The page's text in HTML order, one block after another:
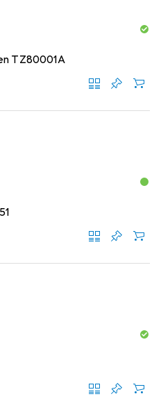
TZ80001A